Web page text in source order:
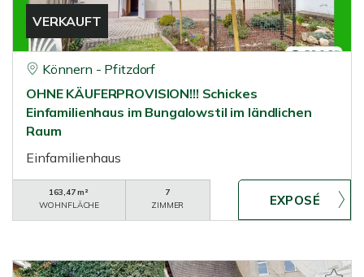
VERKAUFT
Könnern - Pfitzdorf
OHNE KÄUFERPROVISION!!! Schickes
Einfamilienhaus im Bungalowstil im ländlichen
Raum
Einfamilienhaus
163,47 m²
WOHNFLÄCHE
7
ZIMMER